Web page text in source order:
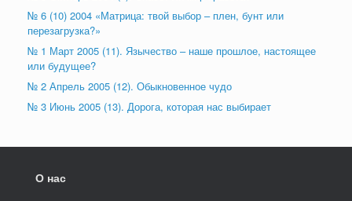
№ 6 (10) 2004 «Матрица: твой выбор – плен, бунт или
перезагрузка?»
№ 1 Март 2005 (11). Язычество – наше прошлое, настоящее
или будущее?
№ 2 Апрель 2005 (12). Обыкновенное чудо
№ 3 Июнь 2005 (13). Дорога, которая нас выбирает
О нас